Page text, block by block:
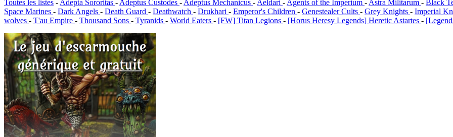
Toutes les listes -Adepta Sororitas -Adeptus Custodes -Adeptus Mechanicus -Aeldari -Agents of the Imperium -Astra Militarum - Black
Space Marines - Dark Angels - Death Guard - Deathwatch - Drukhari - Emperor's Children - Genestealer Cults - Grey Knights - Imperial
wolves - T'au Empire - Thousand Sons - Tyranids - World Eaters - [FW] Titan Legions - [Horus Heresy Legends] Heretic Astartes -